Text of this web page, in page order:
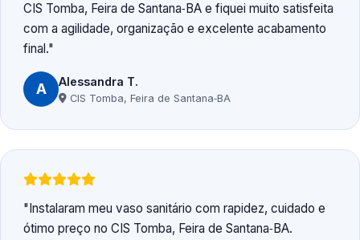
CIS Tomba, Feira de Santana‑BA e fiquei muito satisfeita
com a agilidade, organização e excelente acabamento
final.
A Alessandra T.
CIS Tomba, Feira de Santana‑BA
Instalaram meu vaso sanitário com rapidez, cuidado e
ótimo preço no CIS Tomba, Feira de Santana‑BA.